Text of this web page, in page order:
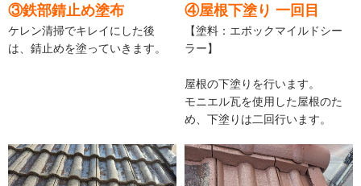
③鉄部錆止め塗布
ケレン清掃でキレイにした後
は、錆止めを塗っていきます。
④屋根下塗り 一回目
【塗料：エポックマイルドシー
ラー】
屋根の下塗りを行います。
モニエル瓦を使用した屋根のた
め、下塗りは二回行います。